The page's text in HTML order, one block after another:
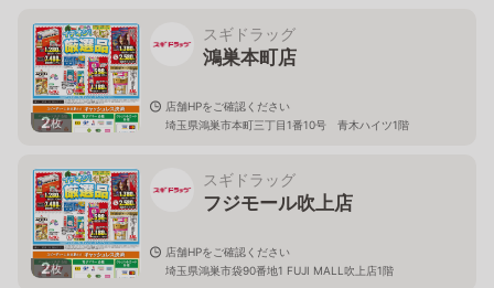
2枚
スギドラッグ
鴻巣本町店
店舗HPをご確認ください
埼玉県鴻巣市本町三丁目1番10号 青木ハイツ1階
2枚
スギドラッグ
フジモール吹上店
店舗HPをご確認ください
埼玉県鴻巣市袋90番地1 FUJI MALL吹上店1階